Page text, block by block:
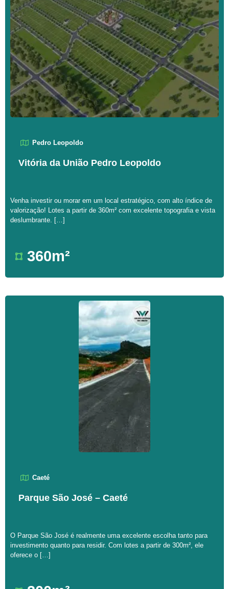
Pedro Leopoldo
Vitória da União Pedro Leopoldo
Venha investir ou morar em um local estratégico, com alto índice de
valorização! Lotes a partir de 360m² com excelente topografia e vista
deslumbrante. […]
360m²
Caeté
Parque São José – Caeté
O Parque São José é realmente uma excelente escolha tanto para
investimento quanto para residir. Com lotes a partir de 300m², ele
oferece o […]